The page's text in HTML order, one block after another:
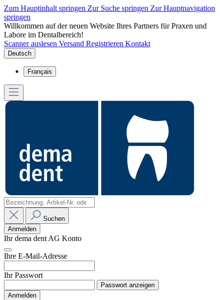
Zum Hauptinhalt springen Zur Suche springen Zur Hauptnavigation
springen
Willkommen auf der neuen Website Ihres Partners für Praxen und
Labore im Dentalbereich!
Scanner auslesen Versand Registrieren Kontakt
Deutsch
Français
Suchen
Anmelden
Ihr dema dent AG Konto
Ihre E-Mail-Adresse
Ihr Passwort
Passwort anzeigen
Anmelden